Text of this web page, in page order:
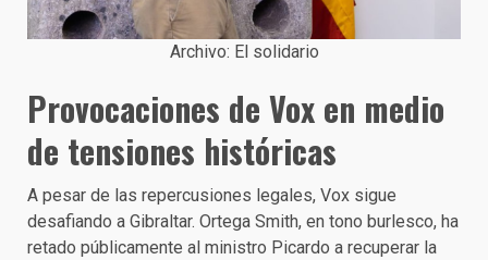
Archivo: El solidario
Provocaciones de Vox en medio
de tensiones históricas
A pesar de las repercusiones legales, Vox sigue
desafiando a Gibraltar. Ortega Smith, en tono burlesco, ha
retado públicamente al ministro Picardo a recuperar la